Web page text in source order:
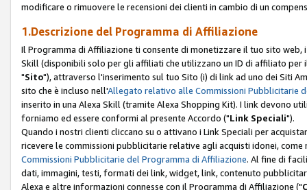
modificare o rimuovere le recensioni dei clienti in cambio di un
1.Descrizione del Programma di Affiliazione
Il Programma di Affiliazione ti consente di monetizzare il tuo sito
Skill (disponibili solo per gli affiliati che utilizzano un ID di affiliato per
"Sito"), attraverso l'inserimento sul tuo Sito (i) di link ad uno dei Siti
sito che è incluso nell'Allegato relativo alle Commissioni Pubblicitarie
inserito in una Alexa Skill (tramite Alexa Shopping Kit). I link devono
forniamo ed essere conformi al presente Accordo ("Link Speciali").
Quando i nostri clienti cliccano su o attivano i Link Speciali per
ricevere le commissioni pubblicitarie relative agli acquisti idonei,
Commissioni Pubblicitarie del Programma di Affiliazione. Al fine di
dati, immagini, testi, formati dei link, widget, link, contenuto
Alexa e altre informazioni connesse con il Programma di Affiliazione ("